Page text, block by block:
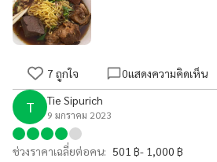
7 ถูกใจ 0แสดงความคิดเห็น
T Tie Sipurich
9 มกราคม 2023
ช่วงราคาเฉลี่ยต่อคน: 501 ฿- 1,000 ฿